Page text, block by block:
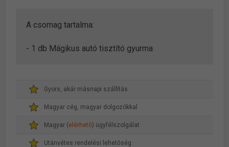
A csomag tartalma:
- 1 db Mágikus autó tisztító gyurma
Gyors, akár másnapi szállítás
Magyar cég, magyar dolgozókkal
Magyar (elérhető) ügyfélszolgálat
Utánvétes rendelési lehetőség